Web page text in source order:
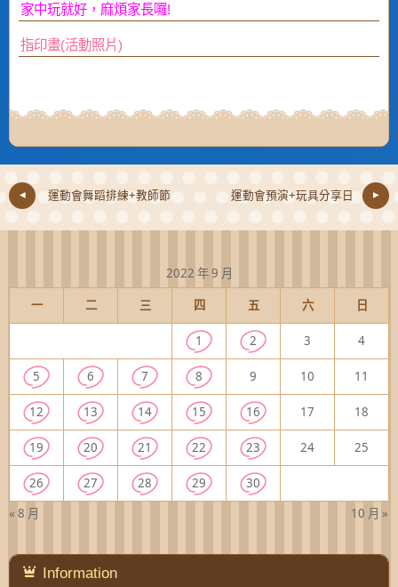
家中玩就好，麻煩家長囉!
指印畫(活動照片)
運動會舞蹈排練+教師節 運動會預演+玩具分享日
2022 年 9 月
一
二 三 四 五 六 日
« 8 月 10 月 »
1 2 3 4
5 6 7 8 9 10 11
12 13 14 15 16 17 18
19 20 21 22 23 24 25
26 27 28 29 30
Information